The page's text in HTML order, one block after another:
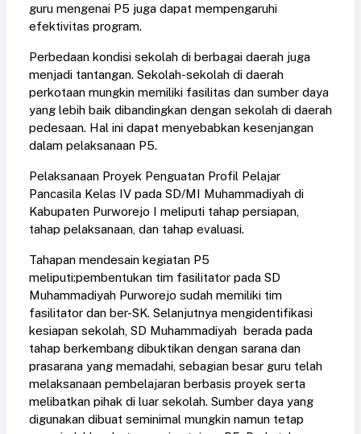
guru mengenai P5 juga dapat mempengaruhi
efektivitas program.
Perbedaan kondisi sekolah di berbagai daerah juga
menjadi tantangan. Sekolah-sekolah di daerah
perkotaan mungkin memiliki fasilitas dan sumber daya
yang lebih baik dibandingkan dengan sekolah di daerah
pedesaan. Hal ini dapat menyebabkan kesenjangan
dalam pelaksanaan P5.
Pelaksanaan Proyek Penguatan Profil Pelajar
Pancasila Kelas IV pada SD/MI Muhammadiyah di
Kabupaten Purworejo I meliputi tahap persiapan,
tahap pelaksanaan, dan tahap evaluasi.
Tahapan mendesain kegiatan P5
meliputi:pembentukan tim fasilitator pada SD
Muhammadiyah Purworejo sudah memiliki tim
fasilitator dan ber-SK. Selanjutnya mengidentifikasi
kesiapan sekolah, SD Muhammadiyah berada pada
tahap berkembang dibuktikan dengan sarana dan
prasarana yang memadahi, sebagian besar guru telah
melaksanaan pembelajaran berbasis proyek serta
melibatkan pihak di luar sekolah. Sumber daya yang
digunakan dibuat seminimal mungkin namun tetap